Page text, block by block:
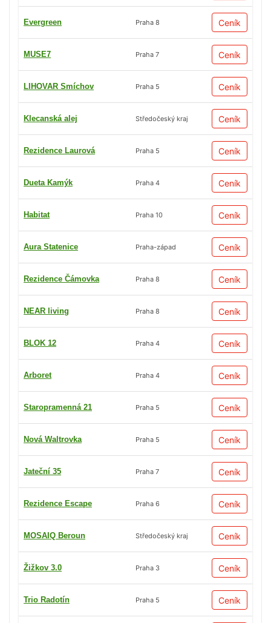
Evergreen Praha 8 Ceník
MUSE7 Praha 7 Ceník
LIHOVAR Smíchov Praha 5 Ceník
Klecanská alej Středočeský kraj Ceník
Rezidence Laurová Praha 5 Ceník
Dueta Kamýk Praha 4 Ceník
Habitat Praha 10 Ceník
Aura Statenice Praha-západ Ceník
Rezidence Čámovka Praha 8 Ceník
NEAR living Praha 8 Ceník
BLOK 12 Praha 4 Ceník
Arboret Praha 4 Ceník
Staropramenná 21 Praha 5 Ceník
Nová Waltrovka Praha 5 Ceník
Jateční 35 Praha 7 Ceník
Rezidence Escape Praha 6 Ceník
MOSAIQ Beroun Středočeský kraj Ceník
Žižkov 3.0 Praha 3 Ceník
Trio Radotín Praha 5 Ceník